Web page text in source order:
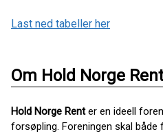
Last ned tabeller her
Om Hold Norge Rent
Hold Norge Renter en ideell
forsøpling. Foreningen skal